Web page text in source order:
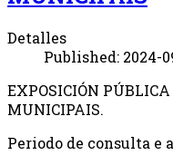
Detalles
Published: 2024-
EXPOSICIÓN
MUNICIPAIS.
Periodo de consulta e